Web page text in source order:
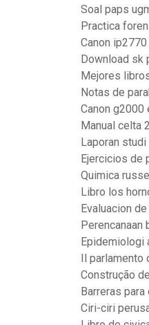
Soal paps
Practica
Canon
Download sk
Mejores
Notas de
Canon
Manual celta
Laporan
Ejercicios de
Quimica
Libro los
Evaluacion
Perencanaan
Epidemiologi
Il parlamento
Construção
Barreras
Ciri-ciri